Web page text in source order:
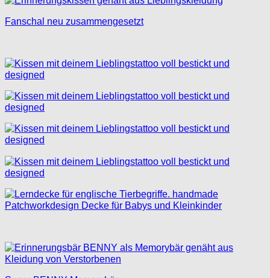
Fanschal neu zusammengesetzt